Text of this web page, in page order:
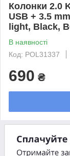
Колонки 2.0
USB + 3.5
light, Black,
В наявності
Код: POL31337
690 ₴